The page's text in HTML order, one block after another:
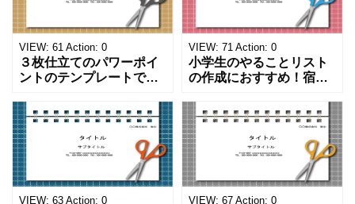
VIEW: 61 Action: 0
３枚仕立てのパワーポイ
ントのテンプレートで
ペンのワンポイントイラ
ストが描かれています。
ご案内やお知らせなど簡
単な資料を時短で作成で
きる便利なフォーマット
になります。 文房具好き
の方、掲示ポスターを作
VIEW: 71 Action: 0
小学生のやることリスト
の作成におすすめ！宿題
事をまとめたい時のフォ
ーマットにおすすめしま
す。 ノートタイプのフォ
ーマットで文字入れをし
やすく、壁に貼ってもか
わいいデザインです。お
子さんが見てもテンショ
VIEW: 63 Action: 0 VIEW: 67 Action: 0